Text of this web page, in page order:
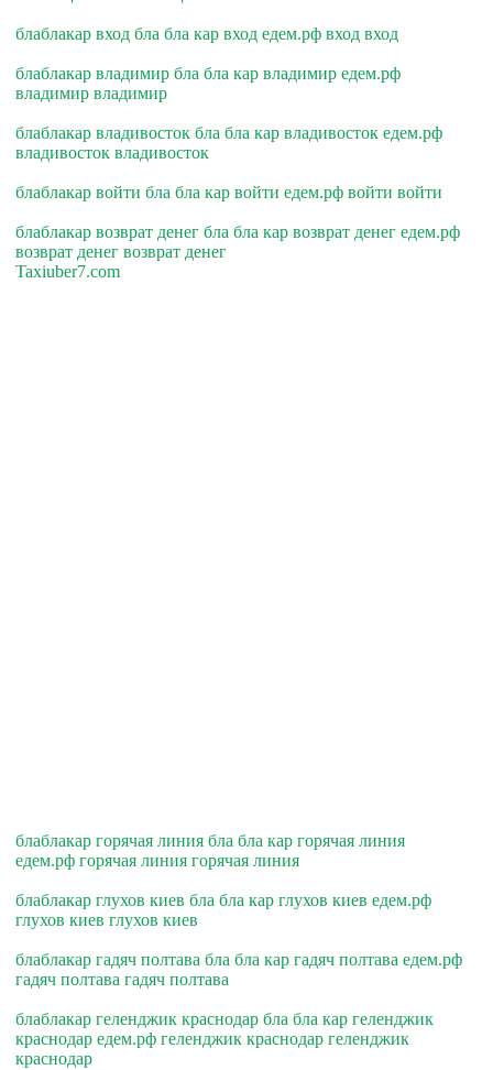
блаблакар вход бла бла кар вход едем.рф вход вход
блаблакар владимир бла бла кар владимир едем.рф
владимир владимир
блаблакар владивосток бла бла кар владивосток едем.рф
владивосток владивосток
блаблакар войти бла бла кар войти едем.рф войти войти
блаблакар возврат денег бла бла кар возврат денег едем.рф
возврат денег возврат денег
Taxiuber7.com
блаблакар горячая линия бла бла кар горячая линия
едем.рф горячая линия горячая линия
блаблакар глухов киев бла бла кар глухов киев едем.рф
глухов киев глухов киев
блаблакар гадяч полтава бла бла кар гадяч полтава едем.рф
гадяч полтава гадяч полтава
блаблакар геленджик краснодар бла бла кар геленджик
краснодар едем.рф геленджик краснодар геленджик
краснодар